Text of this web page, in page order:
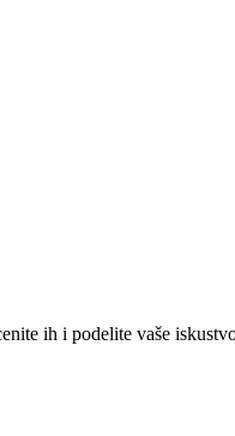
ih i podelite vaše